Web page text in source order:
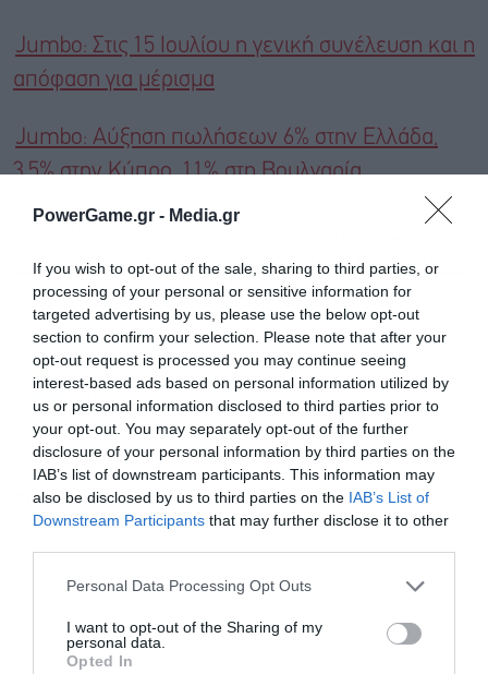
PowerGame.gr - Media.gr
If you wish to opt-out of the sale, sharing to third parties, or
processing of your personal or sensitive information for
targeted advertising by us, please use the below opt-out
section to confirm your selection. Please note that after your
opt-out request is processed you may continue seeing
interest-based ads based on personal information utilized by
us or personal information disclosed to third parties prior to
your opt-out. You may separately opt-out of the further
disclosure of your personal information by third parties on the
IAB’s list of downstream participants. This information may
also be disclosed by us to third parties on the IAB’s List of
Downstream Participants that may further disclose it to other
Personal Data Processing Opt Outs
I want to opt-out of the Sharing of my
personal data.
Opted In
Jumbo: Στις 15 Ιουλίου η γενική συνέλευση και η
απόφαση για μέρισμα
Jumbo: Αύξηση πωλήσεων 6% στην Ελλάδα,
3,5% στην Κύπρο, 11% στη Βουλγαρία
Χρηματιστήριο: Οι αγοραστές περιόρισαν τις
απώλειες, ποιες μετοχές εμφάνισαν βελτιωμένη
εικόνα
Ακολουθήστε το Powergame.gr στο
Google
Newsγια άμεση και έγκυρη οικονομική
ενημέρωση!
TAGS: JUMBO ΜΕΤΟΧΙΚΟ ΚΕΦΑΛΑΙΟ